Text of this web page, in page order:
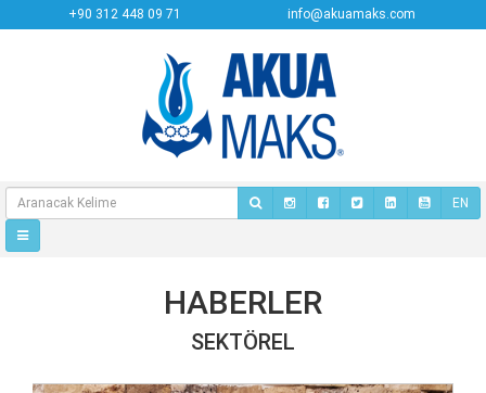
+90 312 448 09 71 info@akuamaks.com
EN
HABERLER
SEKTÖREL